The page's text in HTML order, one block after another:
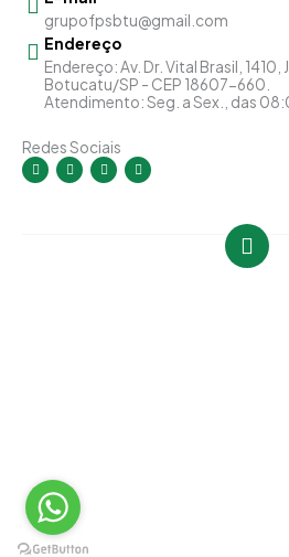
grupofpsbtu@gmail.com
Endereço
Endereço: Av. Dr. Vital Brasil, 1410,
Botucatu/SP - CEP 18607-660.
Atendimento: Seg. a Sex., das
Redes Sociais
I
n
s
F
a
c
Y
o
u
L
i
n